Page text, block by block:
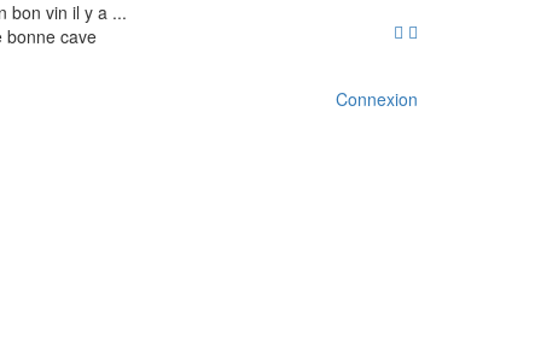
bon vin il y a ...
cave
Connexion